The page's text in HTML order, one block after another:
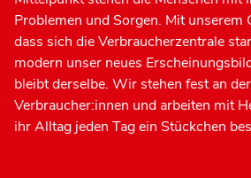
Problemen und Sorgen. Mit unserem
dass sich die Verbraucherzentrale
modern unser neues
bleibt derselbe. Wir stehen fest an
Verbraucher:innen und arbeiten mit
ihr Alltag jeden Tag ein Stückchen